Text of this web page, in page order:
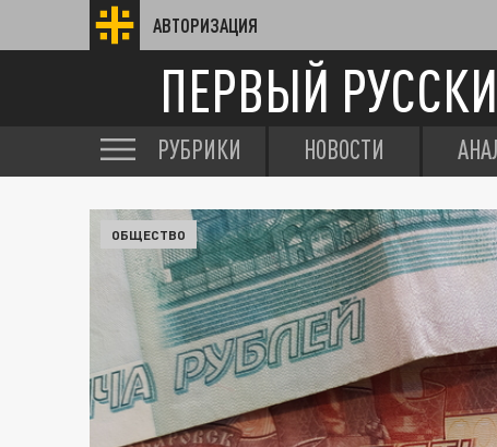
АВТОРИЗАЦИЯ
ПЕРВЫЙ
РУБРИКИ НОВОСТИ
ОБЩЕСТВО